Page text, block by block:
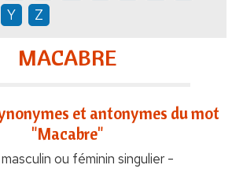
Y Z
MACABRE
et antonymes du mot
"Macabre"
ou féminin singulier -